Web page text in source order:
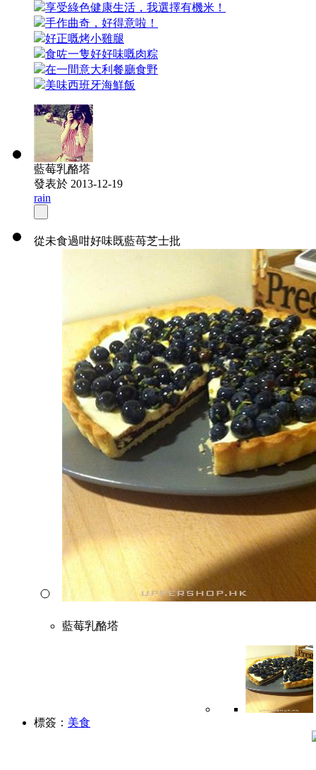
享受綠色健康生活，我選擇有機米！
手作曲奇，好得意啦！
好正嘅烤小雞腿
食咗一隻好好味嘅肉粽
在一間意大利餐廳食野
美味西班牙海鮮飯
藍莓乳酪塔
發表於 2013-12-19
rain
從未食過咁好味既藍苺芝士批
藍莓乳酪塔
標簽： 美食